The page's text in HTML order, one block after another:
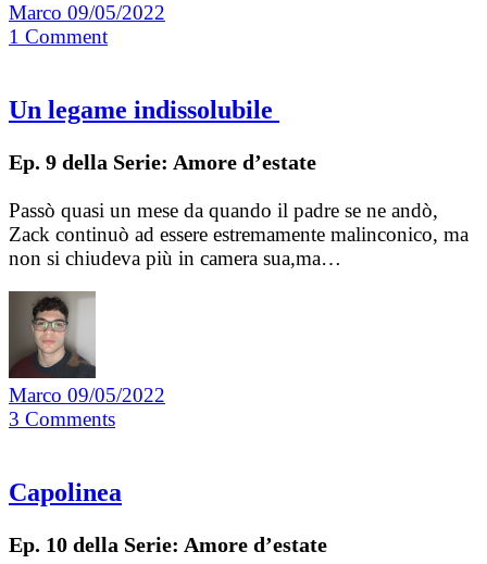
Marco 09/05/2022
1 Comment
Un legame indissolubile
Ep. 9 della Serie: Amore d’estate
Passò quasi un mese da quando il padre se ne andò,
Zack continuò ad essere estremamente malinconico, ma
non si chiudeva più in camera sua,ma…
Marco 09/05/2022
3 Comments
Capolinea
Ep. 10 della Serie: Amore d’estate